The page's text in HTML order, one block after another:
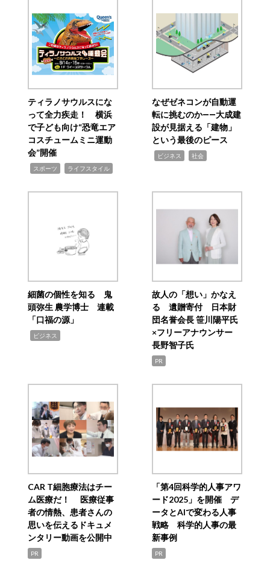
ティラノサウルスにな
って全力疾走！ 横浜
で子ども向け“恐竜エア
コスチュームミニ運動
会”開催
スポーツ ライフスタイル
なぜゼネコンが自動運
転に挑むのか――大成建
設が見据える「建物」
という最後のピース
ビジネス 社会
細菌の個性を知る 鬼
頭弥生 農学博士 連載
「口福の源」
ビジネス
故人の「想い」かなえ
る 遺贈寄付 日本財
団名誉会長 笹川陽平氏
×フリーアナウンサー
長野智子氏
PR
CAR T細胞療法はチー
ム医療だ！ 医療従事
者の情熱、患者さんの
思いを伝えるドキュメ
ンタリー動画を公開中
PR
「第4回科学的人事アワ
ード2025」を開催 デ
ータとAIで変わる人事
戦略 科学的人事の最
新事例
PR